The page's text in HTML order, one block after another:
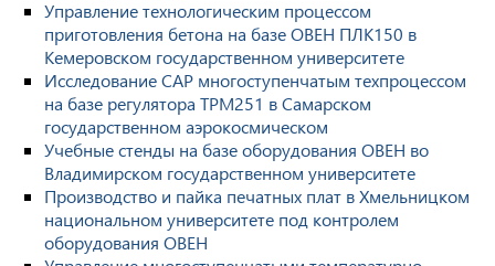
Управление технологическим процессом
приготовления бетона на базе ОВЕН ПЛК150 в
Кемеровском государственном университете
Исследование САР многоступенчатым техпроцессом
на базе регулятора ТРМ251 в Самарском
государственном аэрокосмическом
Учебные стенды на базе оборудования ОВЕН во
Владимирском государственном университете
Производство и пайка печатных плат в Хмельницком
национальном университете под контролем
оборудования ОВЕН